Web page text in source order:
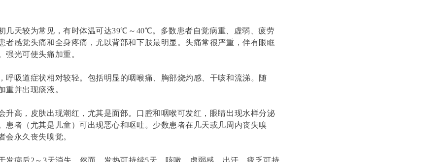
几天较为常见，有时体温可达39℃～40℃。多数患者自觉病重、虚弱、疲劳
者感觉头痛和全身疼痛，尤以背部和下肢最明显。头痛常很严重，伴有眼眶
强光可使头痛加重。
呼吸道症状相对较轻。包括明显的咽喉痛、胸部烧灼感、干咳和流涕。随
重并出现痰液。
升高，皮肤出现潮红，尤其是面部。口腔和咽喉可发红，眼睛出现水样分泌
患者（尤其是儿童）可出现恶心和呕吐。少数患者在几天或几周内丧失嗅
会永久丧失嗅觉。
发病后2～3天消失。然而，发热可持续5天，咳嗽、虚弱感、出汗、疲乏可持